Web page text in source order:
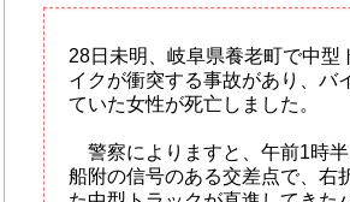
28日未明、岐阜県養老町で中型
イクが衝突する事故があり、バ
ていた女性が死亡しました。
警察によりますと、午前1時
船附の信号のある交差点で、右